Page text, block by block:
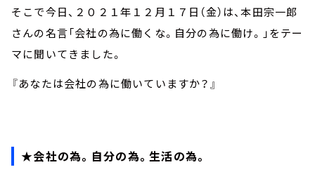
そこで今日、２０２１年１２月１７日（金）は、本田宗一郎
さんの名言「会社の為に働くな。自分の為に働け。」をテー
マに聞いてきました。
『あなたは会社の為に働いていますか？』
★会社の為。自分の為。生活の為。